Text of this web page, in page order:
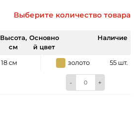
Выберите количество товара
Высота,
см
Основно
й цвет
Наличие
18 см золото 55 шт.
- +